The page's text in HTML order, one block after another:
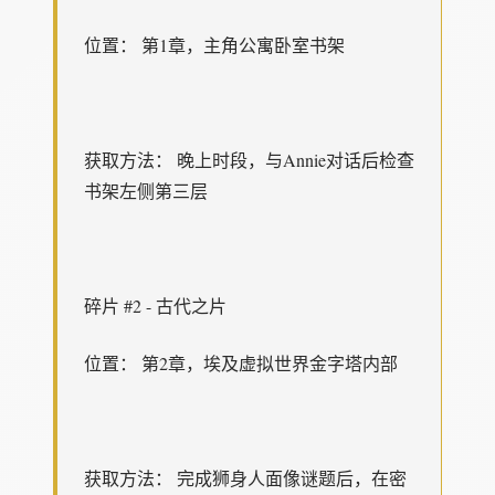
位置： 第1章，主角公寓卧室书架
获取方法： 晚上时段，与Annie对话后检查
书架左侧第三层
碎片 #2 - 古代之片
位置： 第2章，埃及虚拟世界金字塔内部
获取方法： 完成狮身人面像谜题后，在密